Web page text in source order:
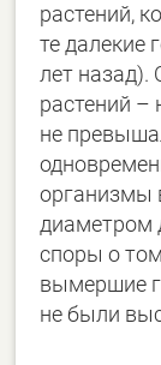
растений,
те далекие
лет назад).
растений
не
организмы
диаметром
споры о
вымершие
не были